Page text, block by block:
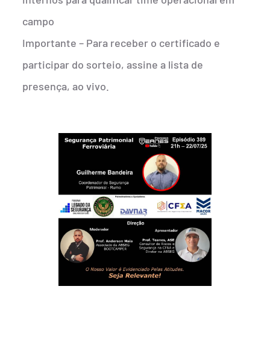
campo
Importante – Para receber o certificado e
participar do sorteio, assine a lista de
presença, ao vivo.